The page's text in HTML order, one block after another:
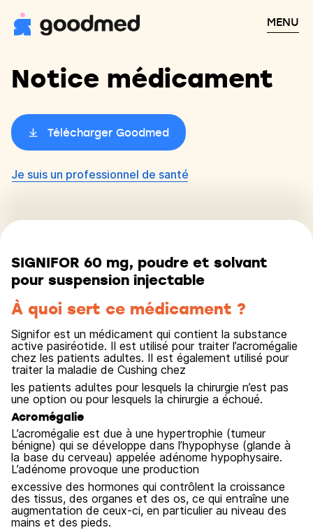
MENU
Notice médicament
Télécharger Goodmed
Je suis un professionnel de santé
SIGNIFOR 60 mg, poudre et solvant
pour suspension injectable
À quoi sert ce médicament ?
Signifor est un médicament qui contient la substance
active pasiréotide. Il est utilisé pour traiter l’acromégalie
chez les patients adultes. Il est également utilisé pour
traiter la maladie de Cushing chez
les patients adultes pour lesquels la chirurgie n’est pas
une option ou pour lesquels la chirurgie a échoué.
Acromégalie
L’acromégalie est due à une hypertrophie (tumeur
bénigne) qui se développe dans l’hypophyse (glande à
la base du cerveau) appelée adénome hypophysaire.
L’adénome provoque une production
excessive des hormones qui contrôlent la croissance
des tissus, des organes et des os, ce qui entraîne une
augmentation de ceux-ci, en particulier au niveau des
mains et des pieds.